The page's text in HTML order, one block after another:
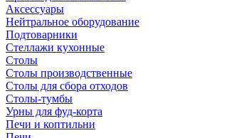
Аксессуары
Нейтральное оборудование
Подтоварники
Стеллажи кухонные
Столы
Столы производственные
Столы для сбора отходов
Столы-тумбы
Урны для фуд-корта
Печи и коптильни